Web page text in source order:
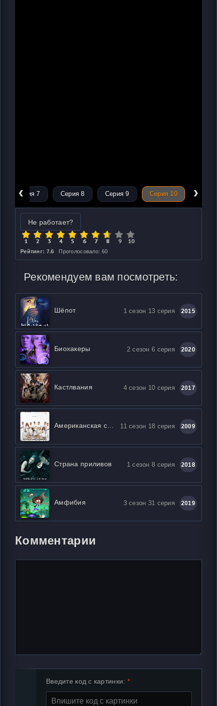
‹
Серия 7 Серия 8 Серия 9 Серия 10 ›
Не работает?
Рейтинг: 7.6 Проголосовало: 60
Рекомендуем вам посмотреть:
Шёпот 1 сезон 13 серия 2015
Биохакеры 2 сезон 6 серия 2020
Кастлвания 4 сезон 10 серия 2017
Американская семейка / Семейные ценности 11 сезон 18 серия 2009
Страна приливов 1 сезон 8 серия 2018
Амфибия 3 сезон 31 серия 2019
Комментарии
Введите код с картинки: